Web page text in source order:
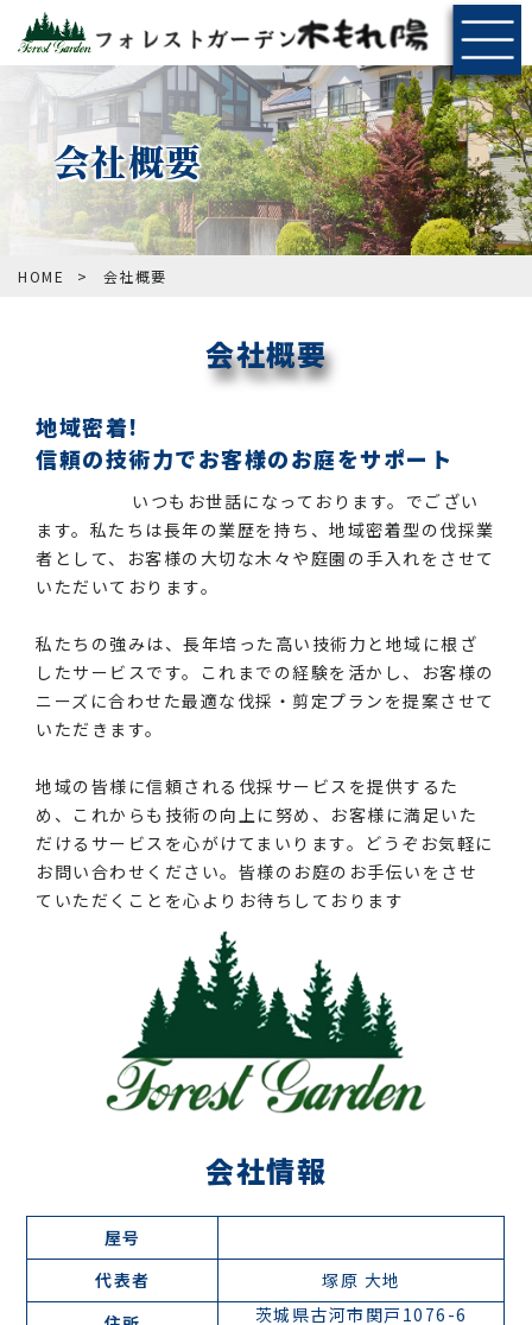
会社概要
HOME > 会社概要
会社概要
地域密着!
信頼の技術力でお客様のお庭をサポート
いつもお世話になっております。でござい
ます。私たちは長年の業歴を持ち、地域密着型の伐採業
者として、お客様の大切な木々や庭園の手入れをさせて
いただいております。
私たちの強みは、長年培った高い技術力と地域に根ざ
したサービスです。これまでの経験を活かし、お客様の
ニーズに合わせた最適な伐採・剪定プランを提案させて
いただきます。
地域の皆様に信頼される伐採サービスを提供するた
め、これからも技術の向上に努め、お客様に満足いた
だけるサービスを心がけてまいります。どうぞお気軽に
お問い合わせください。皆様のお庭のお手伝いをさせ
ていただくことを心よりお待ちしております
会社情報
屋号
代表者
塚原 大地
茨城県古河市関戸1076-6